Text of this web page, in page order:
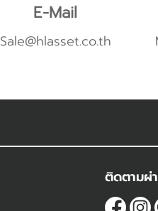
E-Mail
Sale@hlasset.co.th
ติดตามผ่